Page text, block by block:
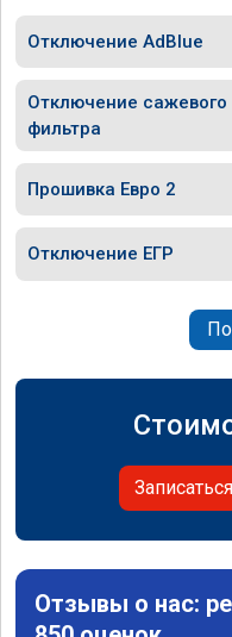
Отключение AdBlue
Отключение сажевого
фильтра
Прошивка Евро 2
Отключение ЕГР
Записаться
Отзывы о нас: